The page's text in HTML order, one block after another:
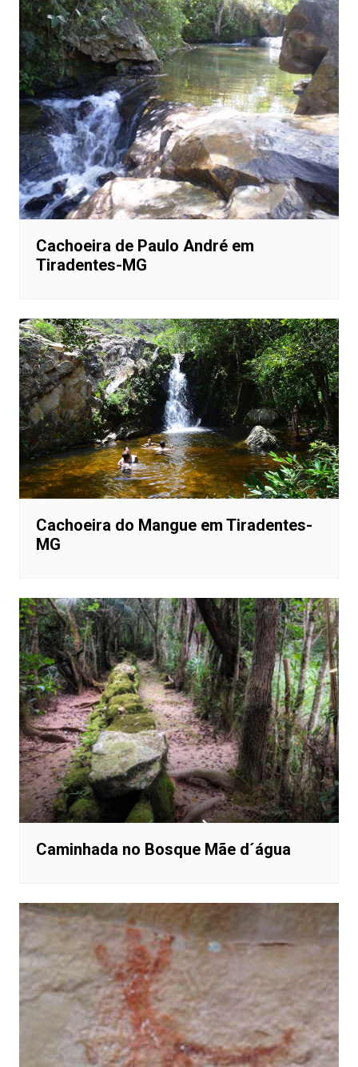
Cachoeira de Paulo André em
Tiradentes-MG
Cachoeira do Mangue em Tiradentes-
MG
Caminhada no Bosque Mãe d´água